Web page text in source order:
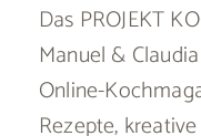
Das PROJEKT
Manuel &
Online-
Rezepte,